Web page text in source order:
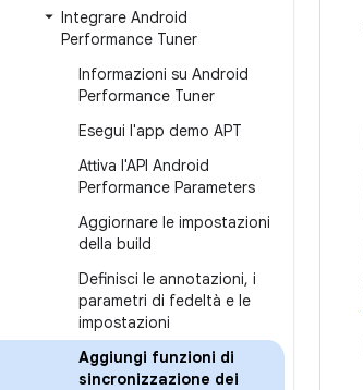
Integrare Android
Performance Tuner
Informazioni su Android
Performance Tuner
Esegui l'app demo APT
Attiva l'API Android
Performance Parameters
Aggiornare le impostazioni
della build
Definisci le annotazioni, i
parametri di fedeltà e le
impostazioni
Aggiungi funzioni di
sincronizzazione dei